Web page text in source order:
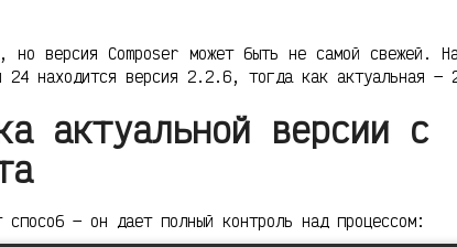
но версия Composer может быть не самой свежей.
24 находится версия 2.2.6, тогда как актуальная
актуальной версии с
способ — он дает полный контроль над процессом: